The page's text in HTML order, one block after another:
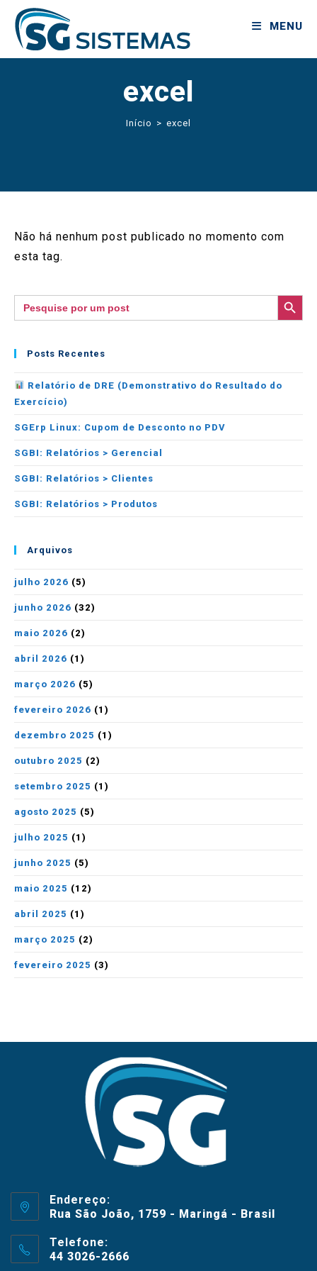
MENU
excel
Início > excel
Não há nenhum post publicado no momento com
esta tag.
Search
for:
SEARCH BUTTON
Posts Recentes
Relatório de DRE (Demonstrativo do Resultado do
Exercício)
SGErp Linux: Cupom de Desconto no PDV
SGBI: Relatórios > Gerencial
SGBI: Relatórios > Clientes
SGBI: Relatórios > Produtos
Arquivos
julho 2026 (5)
junho 2026 (32)
maio 2026 (2)
abril 2026 (1)
março 2026 (5)
fevereiro 2026 (1)
dezembro 2025 (1)
outubro 2025 (2)
setembro 2025 (1)
agosto 2025 (5)
julho 2025 (1)
junho 2025 (5)
maio 2025 (12)
abril 2025 (1)
março 2025 (2)
fevereiro 2025 (3)
Endereço:
Rua São João, 1759 - Maringá - Brasil
Telefone:
44 3026-2666